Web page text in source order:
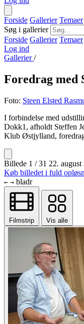
Forside Gallerier Temaer
Søg i gallerier
Forside Gallerier Temaer
Log ind
Gallerier/
Foredrag med
Foto: Steen Elsted
I forbindelse med
Dokk1, afholdt Steffen
Klub Østjylland,
Billede 1 / 31 22.
Køb billedet i fuld
← → bladr
Filmstrip Vis alle